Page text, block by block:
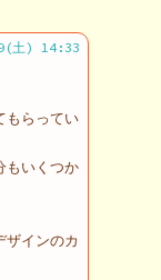
土) 14:33
もらってい
もいくつか
ザインのカ